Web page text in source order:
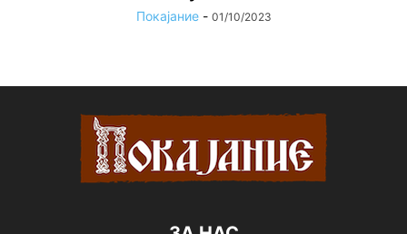
Покајание - 01/10/2023